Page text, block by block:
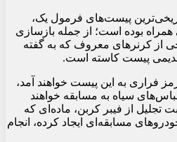
پیست‌های فرمول یک،
همراه بوده است؛ از جمله بازسازی
از کرنرهای معروف که به گفته
پیست کاسته است.
فراری به این پیست خواهند آمد،
لباس‌های سیاه به مسابقه خواهند
تجلیل از فیبر کربن، ماده‌ای که
مسابقه‌ای ایجاد کرده، انجام